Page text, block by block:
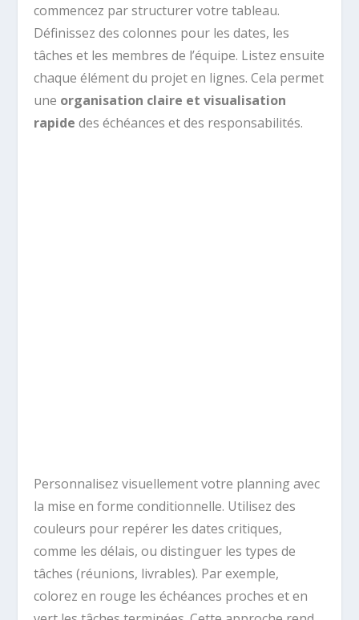
commencez par structurer votre tableau.
Définissez des colonnes pour les dates, les
tâches et les membres de l’équipe. Listez ensuite
chaque élément du projet en lignes. Cela permet
une organisation claire et visualisation
rapide des échéances et des responsabilités.
Personnalisez visuellement votre planning avec
la mise en forme conditionnelle. Utilisez des
couleurs pour repérer les dates critiques,
comme les délais, ou distinguer les types de
tâches (réunions, livrables). Par exemple,
colorez en rouge les échéances proches et en